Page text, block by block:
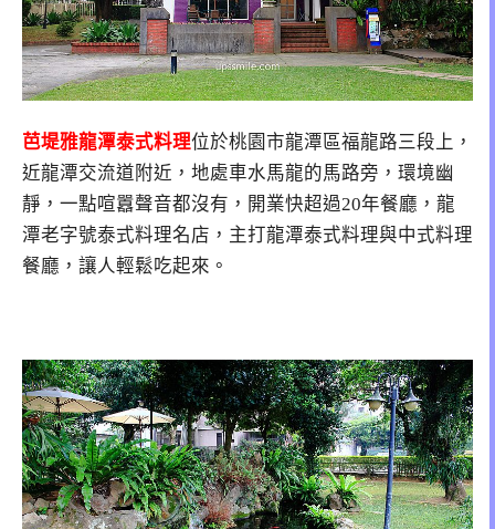
芭堤雅龍潭泰式料理位於桃園市龍潭區福龍路三段上，
近龍潭交流道附近，地處車水馬龍的馬路旁，環境幽
靜，一點喧囂聲音都沒有，開業快超過20年餐廳，龍
潭老字號泰式料理名店，主打龍潭泰式料理與中式料理
餐廳，讓人輕鬆吃起來。